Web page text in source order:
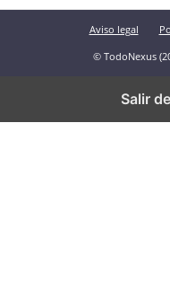
Aviso legal
© TodoNexus
Salir